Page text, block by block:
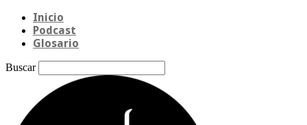
Inicio
Podcast
Glosario
Buscar